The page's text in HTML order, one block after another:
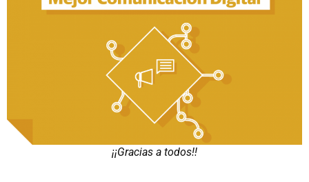
¡¡Gracias a todos!!